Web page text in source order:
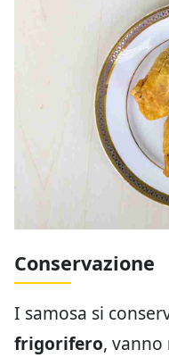
Conservazione
I samosa si
frigorifero, vanno